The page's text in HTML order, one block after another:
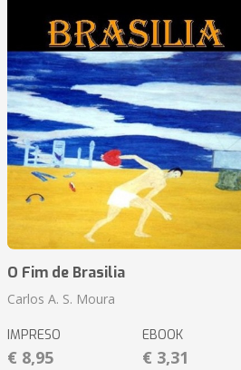
O Fim de Brasilia
Carlos A. S. Moura
IMPRESO
€ 8,95
EBOOK
€ 3,31